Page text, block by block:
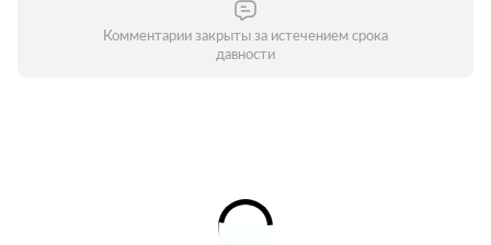
Комментарии закрыты за истечением срока
давности